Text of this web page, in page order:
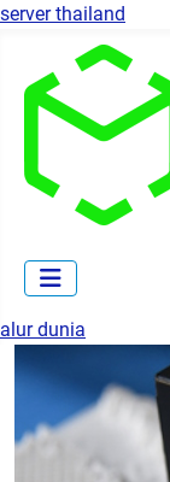
server thailand
alur dunia